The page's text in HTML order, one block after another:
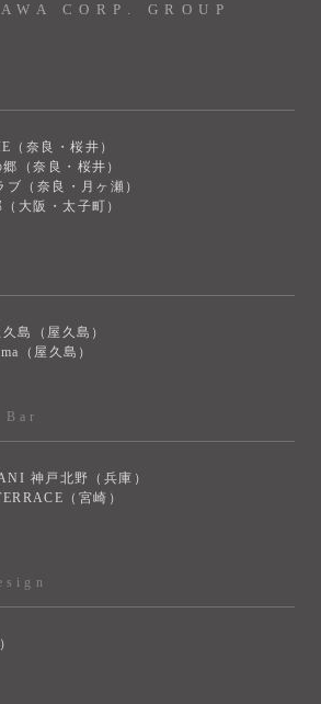
CORP. GROUP
（奈良・桜井）
（奈良・桜井）
（奈良・月ヶ瀬）
大阪・太子町）
島（屋久島）
（屋久島）
神戸北野（兵庫）
（宮崎）